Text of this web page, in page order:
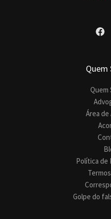
Quem
Quem
Área de
Política de
Golpe do